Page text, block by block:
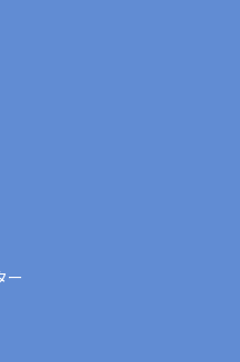
ー